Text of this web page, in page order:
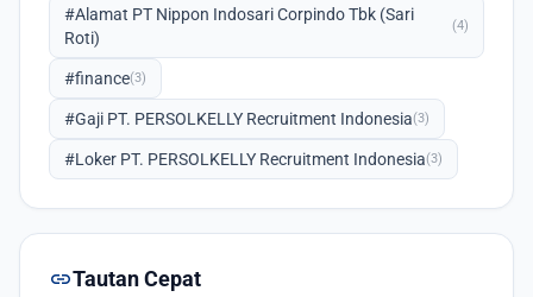
#Alamat PT Nippon Indosari Corpindo Tbk (Sari
Roti)
(4)
#finance(3)
#Gaji PT. PERSOLKELLY Recruitment Indonesia(3)
#Loker PT. PERSOLKELLY Recruitment Indonesia(3)
linkTautan Cepat